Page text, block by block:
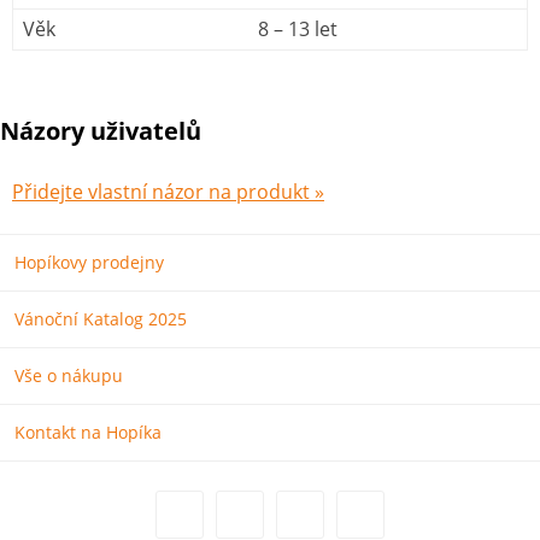
Věk
8 – 13 let
Názory uživatelů
Přidejte vlastní názor na produkt »
Hopíkovy prodejny
Vánoční Katalog 2025
Vše o nákupu
Kontakt na Hopíka